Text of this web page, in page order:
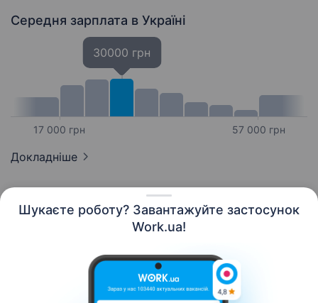
Шукаєте роботу? Завантажуйте застосунок
Work.ua!
Середня зарплата в Україні
17 000 грн
30000 грн
57 000 грн
Докладніше